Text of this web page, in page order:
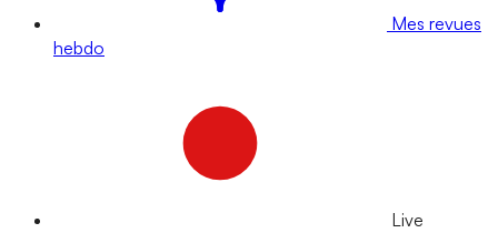
Mes revues
hebdo
Live